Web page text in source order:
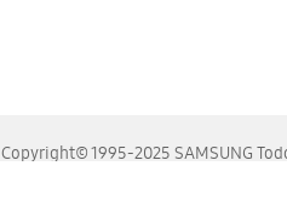
Copyright© 1995-2025 SAMSUNG